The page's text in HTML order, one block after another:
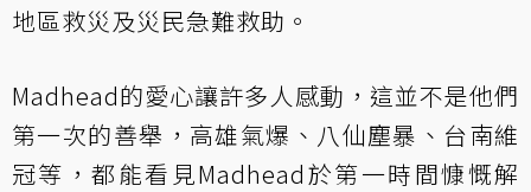
地區救災及災民急難救助。
Madhead的愛心讓許多人感動，這並不是他們
第一次的善舉，高雄氣爆、八仙塵暴、台南維
冠等，都能看見Madhead於第一時間慷慨解